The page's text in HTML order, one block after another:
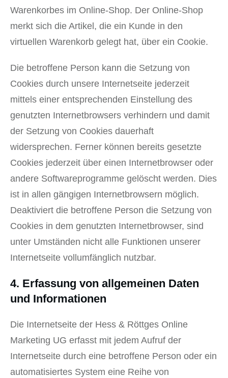
Warenkorbes im Online-Shop. Der Online-Shop
merkt sich die Artikel, die ein Kunde in den
virtuellen Warenkorb gelegt hat, über ein Cookie.
Die betroffene Person kann die Setzung von
Cookies durch unsere Internetseite jederzeit
mittels einer entsprechenden Einstellung des
genutzten Internetbrowsers verhindern und damit
der Setzung von Cookies dauerhaft
widersprechen. Ferner können bereits gesetzte
Cookies jederzeit über einen Internetbrowser oder
andere Softwareprogramme gelöscht werden. Dies
ist in allen gängigen Internetbrowsern möglich.
Deaktiviert die betroffene Person die Setzung von
Cookies in dem genutzten Internetbrowser, sind
unter Umständen nicht alle Funktionen unserer
Internetseite vollumfänglich nutzbar.
4. Erfassung von allgemeinen Daten
und Informationen
Die Internetseite der Hess & Röttges Online
Marketing UG erfasst mit jedem Aufruf der
Internetseite durch eine betroffene Person oder ein
automatisiertes System eine Reihe von